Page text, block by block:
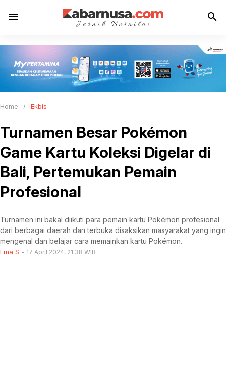
menu search
Home / Ekbis
Turnamen Besar Pokémon
Game Kartu Koleksi Digelar di
Bali, Pertemukan Pemain
Profesional
Turnamen ini bakal diikuti para pemain kartu Pokémon profesional
dari berbagai daerah dan terbuka disaksikan masyarakat yang ingin
mengenal dan belajar cara memainkan kartu Pokémon.
Ema S 17 April 2024, 21:38 WIB